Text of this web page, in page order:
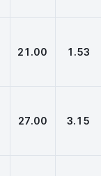
21.00 1.53
27.00 3.15